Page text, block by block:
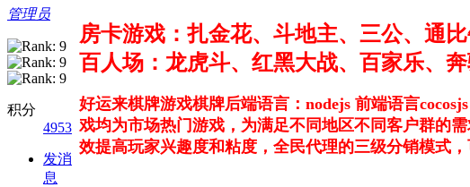
管理员
积分
4953
发消
息
房卡游戏：扎金花、斗地主、三公、通
百人场：龙虎斗、红黑大战、百家乐、
好运来棋牌游戏棋牌后端语言：nodejs 前端语言
戏均为市场热门游戏，为满足不同地区不同客户群的
效提高玩家兴趣度和粘度，全民代理的三级分销模式